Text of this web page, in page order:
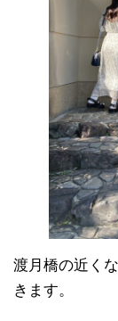
渡月橋の近く
きます。